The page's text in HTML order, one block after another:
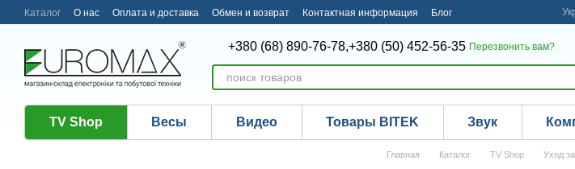
Перейти к основному контенту
Каталог О нас Оплата и доставка Обмен и возврат Контактная информация Блог
+380 (68) 890-76-78,+380 (50) 452-56-35 Перезвонить вам?
TV Shop Весы Видео Товары BITEK Звук
Главная Каталог TV Shop Уход